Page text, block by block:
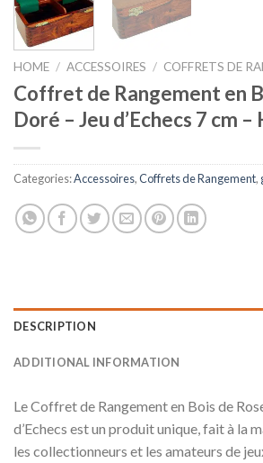
HOME / ACCESSOIRES / COFFRETS DE
Coffret de Rangement en
Doré – Jeu d’Echecs 7 cm
Categories:Accessoires,Coffrets de Rangement,
DESCRIPTION
ADDITIONAL INFORMATION
Le Coffret de Rangement en Bois de
d’Echecs est un produit unique, fait à la
les collectionneurs et les amateurs de